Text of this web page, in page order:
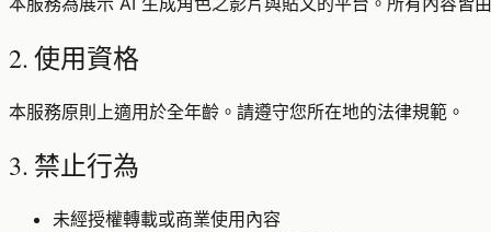
2. 使用資格
本服務原則上適用於全年齡。請遵守您所在地的法律規範。
3. 禁止行為
未經授權轉載或商業使用內容